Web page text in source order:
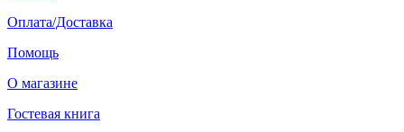
Оплата/Доставка
Помощь
О магазине
Гостевая книга